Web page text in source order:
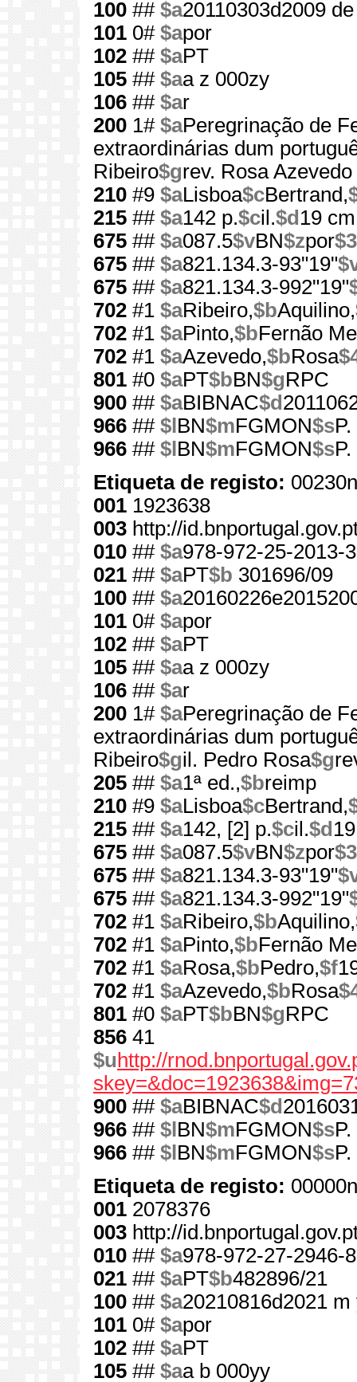
100 ## $a20110303d2009
101 0# $apor
102 ## $aPT
105 ## $aa z 000zy
106 ## $ar
200 1# $aPeregrinação de
extraordinárias dum
Ribeiro$grev. Rosa Azevedo
210 #9 $aLisboa$cBertrand,
215 ## $a142 p.$cil.$d 19 cm
675 ## $a087.5$vBN$zpor$3
675 ## $a821.134.3-93"19"
675 ## $a821.134.3-992"19"
702 #1 $aRibeiro,$bAquilino,
702 #1 $aPinto,$bFernão
702 #1 $aAzevedo,$bRosa
801 #0 $aPT$bBN$gRPC
900 ## $aBIBNAC$d
966 ## $l BN$mFGMON$s
966 ## $l BN$mFGMON$s
Etiqueta de registo:
001 1923638
003 http://
010 ## $a978-972-25-2013-3
021 ## $aPT$b 301696/09
100 ## $a
101 0# $apor
102 ## $aPT
105 ## $aa z 000zy
106 ## $ar
200 1# $aPeregrinação de
extraordinárias dum
Ribeiro$gil. Pedro Rosa$g
205 ## $a1ª ed.,$breimp
210 #9 $aLisboa$cBertrand,
215 ## $a142, [2] p.$cil.$d
675 ## $a087.5$vBN$zpor$3
675 ## $a821.134.3-93"19"
675 ## $a821.134.3-992"19"
702 #1 $aRibeiro,$bAquilino,
702 #1 $aPinto,$bFernão
702 #1 $aRosa,$bPedro,$f
702 #1 $aAzevedo,$bRosa
801 #0 $aPT$bBN$gRPC
856 41
$u http://
900 ## $aBIBNAC$d
966 ## $l BN$mFGMON$s
966 ## $l BN$mFGMON$s
Etiqueta de registo:
001 2078376
003 http://
010 ## $a978-972-27-2946-8
021 ## $aPT$b482896/21
100 ## $a20210816d2021
101 0# $apor
102 ## $aPT
105 ## $aa b 000yy